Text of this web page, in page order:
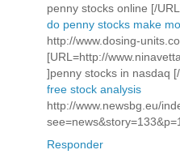
penny stocks online [/
do penny stocks make
http://www.dosing-
[URL=http://
]penny stocks in nasdaq
free stock analysis
http://www.newsbg.eu/
Responder